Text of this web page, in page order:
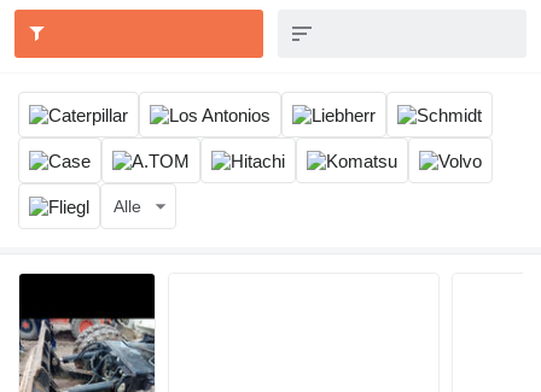
Alle